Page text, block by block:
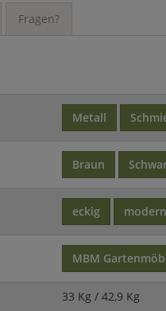
Fragen?
Metall
Braun
eckig modern
MBM
33 Kg / 42,9 Kg